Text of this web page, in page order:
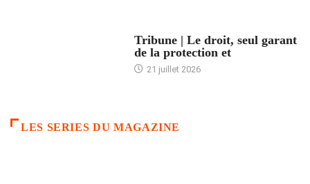
Tribune | Le droit, seul garant
de la protection et
21 juillet 2026
LES SERIES DU MAGAZINE